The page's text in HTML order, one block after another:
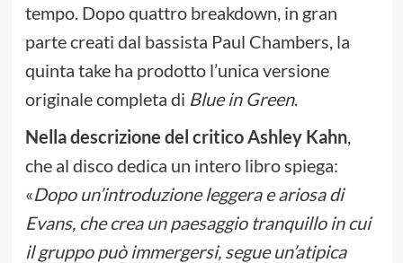
tempo. Dopo quattro breakdown, in gran
parte creati dal bassista Paul Chambers, la
quinta take ha prodotto l’unica versione
originale completa di Blue in Green.
Nella descrizione del critico Ashley Kahn,
che al disco dedica un intero libro spiega:
«Dopo un’introduzione leggera e ariosa di
Evans, che crea un paesaggio tranquillo in cui
il gruppo può immergersi, segue un’atipica